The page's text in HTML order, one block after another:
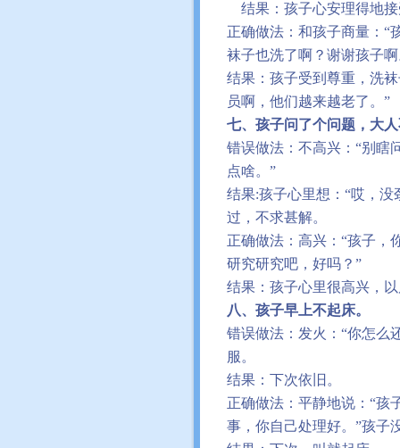
结果：孩子心安理得地
正确做法：和孩子商量： “
袜子也洗了啊？谢谢孩子
结果：孩子受到尊重，洗
员啊，他们越来越老了。 ”
七、孩子问了个问题，大
错误做法：不高兴： “别瞎
点啥。 ”
结果:孩子心里想： “哎，没
过，不求甚解。
正确做法：高兴： “孩子，
研究研究吧，好吗？ ”
结果：孩子心里很高兴，
八、孩子早上不起床。
错误做法：发火： “你怎么
服。
结果：下次依旧。
正确做法：平静地说： “孩
事，你自己处理好。 ”孩子